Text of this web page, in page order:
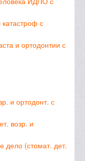
с
и ортодонтии с
и ортодонт. с
возр. и
дело (стомат. дет.